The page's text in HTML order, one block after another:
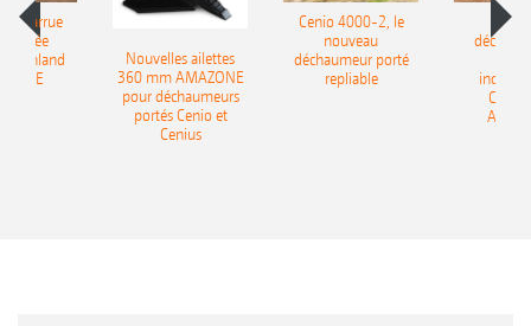
charrue
portée
Onland
Nouvelles ailettes
360 mm AMAZONE
pour déchaumeurs
portés Cenio et
Cenius
Cenio 4000-2, le
nouveau
déchaumeur porté
repliable